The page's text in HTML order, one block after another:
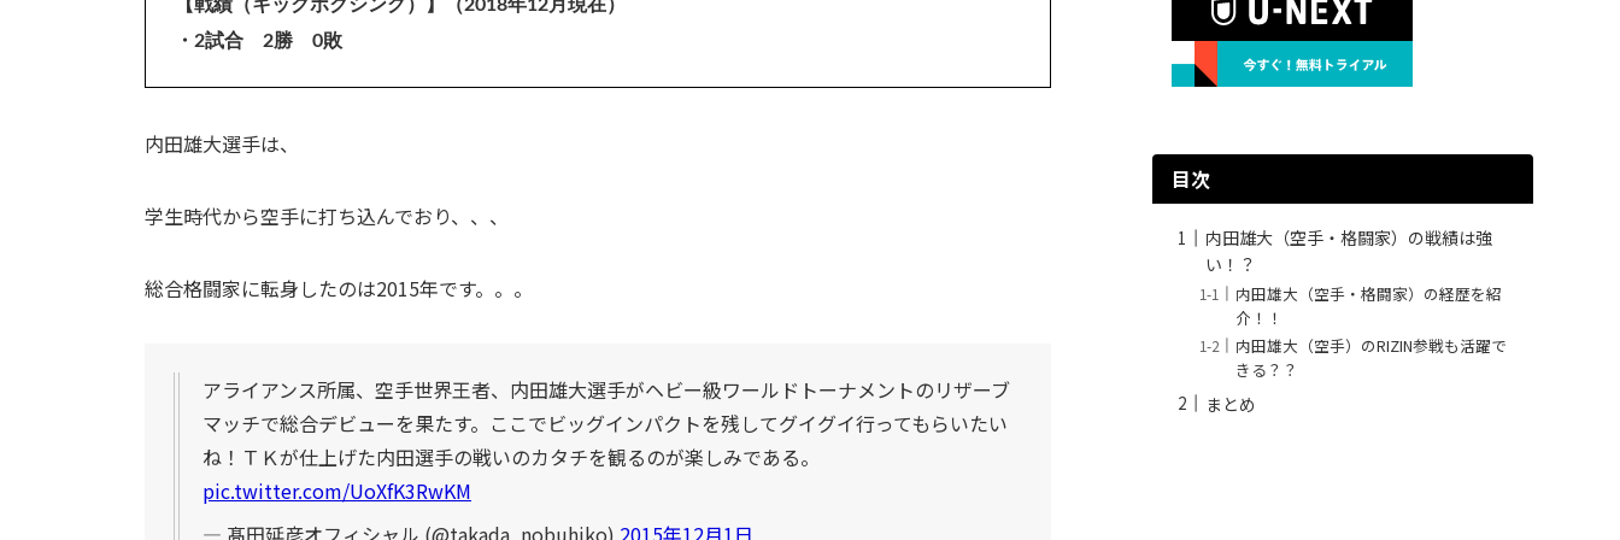
【戦績（キックボクシング）】（2018年12月現在）
・2試合 2勝 0敗
内田雄大選手は、
学生時代から空手に打ち込んでおり、、、
総合格闘家に転身したのは2015年です。。。
アライアンス所属、空手世界王者、内田雄大選手がヘビー級ワールドトーナメントのリザーブ
マッチで総合デビューを果たす。ここでビッグインパクトを残してグイグイ行ってもらいたい
ね！ＴＫが仕上げた内田選手の戦いのカタチを観るのが楽しみである。
pic.twitter.com/UoXfK3RwKM
目次
内田雄大（空手・格闘家）の戦績は強
い！？
内田雄大（空手・格闘家）の経歴を紹
介！！
内田雄大（空手）のRIZIN参戦も活躍で
きる？？
まとめ